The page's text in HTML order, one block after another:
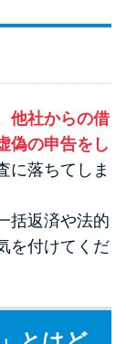
他社からの借
偽の申告をし
に落ちてしま
括返済や法的
を付けてくだ